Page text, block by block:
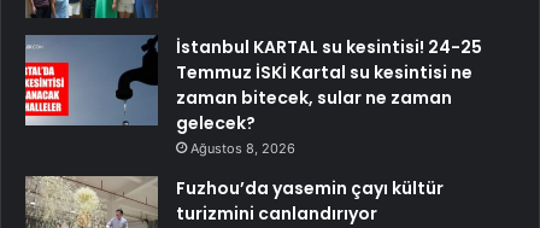
İstanbul KARTAL su kesintisi! 24-25
Temmuz İSKİ Kartal su kesintisi ne
zaman bitecek, sular ne zaman
gelecek?
Ağustos 8, 2026
Fuzhou’da yasemin çayı kültür
turizmini canlandırıyor